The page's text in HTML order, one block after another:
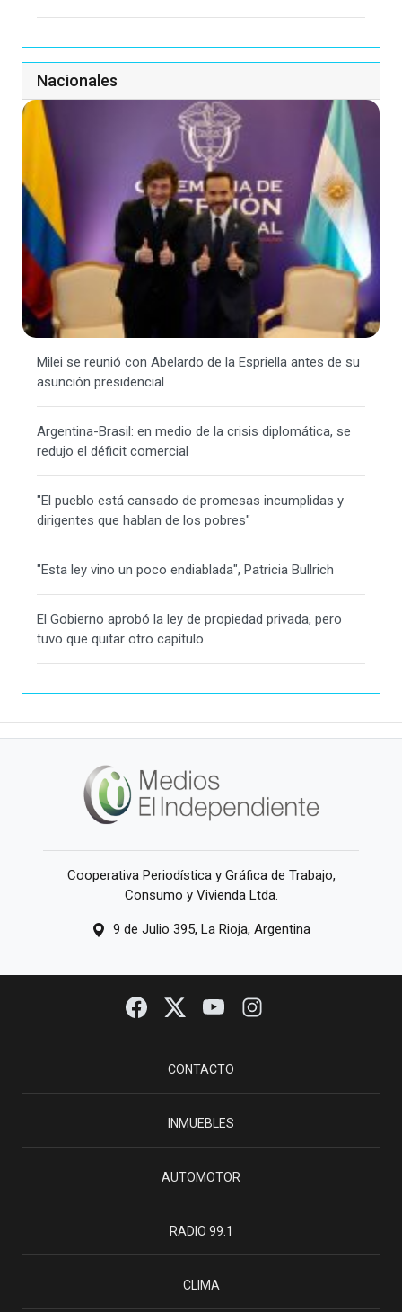
Nacionales
Milei se reunió con Abelardo de la Espriella antes de su
asunción presidencial
Argentina-Brasil: en medio de la crisis diplomática, se
redujo el déficit comercial
"El pueblo está cansado de promesas incumplidas y
dirigentes que hablan de los pobres"
"Esta ley vino un poco endiablada", Patricia Bullrich
El Gobierno aprobó la ley de propiedad privada, pero
tuvo que quitar otro capítulo
Cooperativa Periodística y Gráfica de Trabajo,
Consumo y Vivienda Ltda.
9 de Julio 395, La Rioja, Argentina
CONTACTO
INMUEBLES
AUTOMOTOR
RADIO 99.1
CLIMA